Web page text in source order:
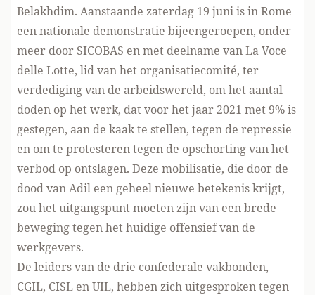
Belakhdim. Aanstaande zaterdag 19 juni is in Rome
een nationale demonstratie bijeengeroepen, onder
meer door SICOBAS en met deelname vanLa Voce
delle Lotte, lid van het organisatiecomité, ter
verdediging van de arbeidswereld, om het aantal
doden op het werk, dat voor het jaar 2021 met 9% is
gestegen, aan de kaak te stellen, tegen de repressie
en om te protesteren tegen de opschorting van het
verbod op ontslagen. Deze mobilisatie, die door de
dood van Adil een geheel nieuwe betekenis krijgt,
zou het uitgangspunt moeten zijn van een brede
beweging tegen het huidige offensief van de
werkgevers.
De leiders van de drie confederale vakbonden,
CGIL, CISL en UIL, hebben zich uitgesproken tegen